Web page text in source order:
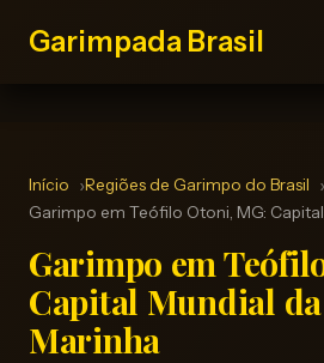
Garimpada Brasil
Início
Regiões de Garimpo do Brasil
Garimpo em Teófilo Otoni, MG: Capital
Garimpo em
Capital Mundial
Marinha